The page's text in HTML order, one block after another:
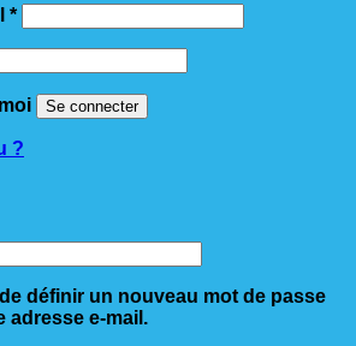
*Obligatoire
Se connecter
?
définir un nouveau mot de passe
adresse e-mail.